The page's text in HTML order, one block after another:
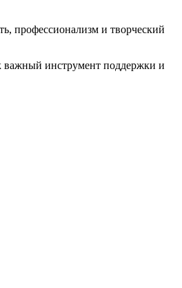
профессионализм и творческий
важный инструмент поддержки и